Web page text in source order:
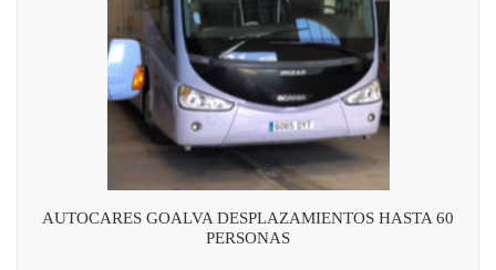
AUTOCARES GOALVA DESPLAZAMIENTOS HASTA 60
PERSONAS